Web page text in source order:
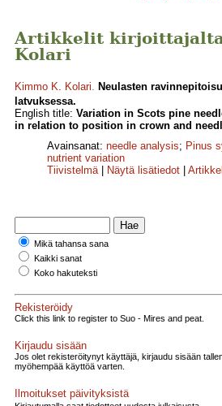
Artikkelit
Kolari
Kimmo K. Kolari. Neulasten
latvuksessa.
English title: Variation in Scots pine
in relation to position in crown and
Avainsanat: needle analysis; Pinus
nutrient variation
Tiivistelmä| Näytä lisätiedot
Mikä tahansa sana
Kaikki sanat
Koko hakuteksti
Rekisteröidy
Click this link to register to Suo - Mires and peat.
Kirjaudu sisään
Jos olet rekisteröitynyt käyttäjä, kirjaudu sisään
myöhempää käyttöä varten.
Ilmoitukset päivityksistä